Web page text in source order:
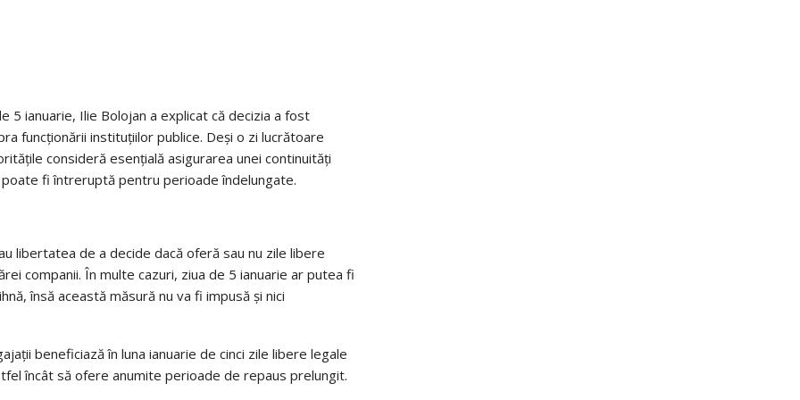
5 ianuarie, Ilie Bolojan a explicat că decizia a fost
funcționării instituțiilor publice. Deși o zi lucrătoare
consideră esențială asigurarea unei continuități
fi întreruptă pentru perioade îndelungate.
libertatea de a decide dacă oferă sau nu zile libere
companii. În multe cazuri, ziua de 5 ianuarie ar putea fi
însă această măsură nu va fi impusă și nici
beneficiază în luna ianuarie de cinci zile libere legale
încât să ofere anumite perioade de repaus prelungit.